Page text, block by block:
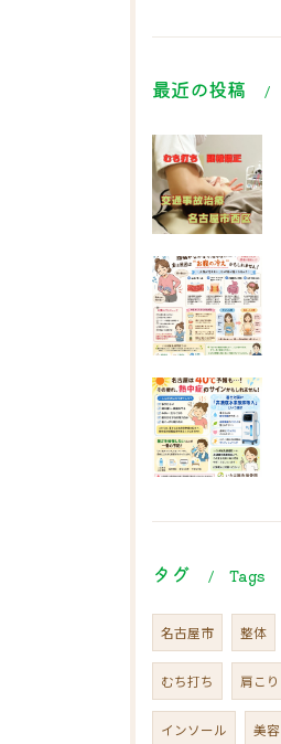
最近の投稿
タグ Tags
名古屋市 整体
むち打ち 肩こり
インソール 美容